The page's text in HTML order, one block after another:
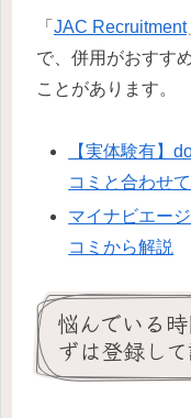
「 JAC Recruitment
で、併用がおすす
ことがあります。
【実体験有】
コミと合わせ
マイナビエー
コミから解説
悩んでいる
ずは登録し